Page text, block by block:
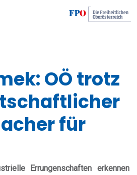
OÖ trotz
für
Errungenschaften erkennen